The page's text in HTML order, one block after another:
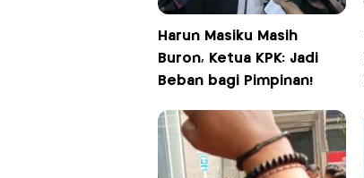
Harun Masiku Masih
Buron, Ketua KPK: Jadi
Beban bagi Pimpinan!